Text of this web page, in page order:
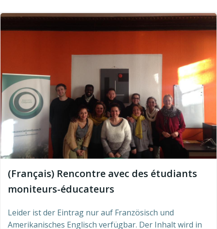
(Français) Rencontre avec des étudiants
moniteurs-éducateurs
Leider ist der Eintrag nur auf Französisch und
Amerikanisches Englisch verfügbar. Der Inhalt wird in